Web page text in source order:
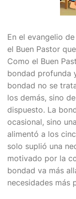
En el evangelio
el Buen Pastor
Como el Buen
bondad profunda
bondad no se
los demás, sino
dispuesto. La
ocasional, sino
alimentó a los
solo suplió una
motivado por la
bondad va más
necesidades más